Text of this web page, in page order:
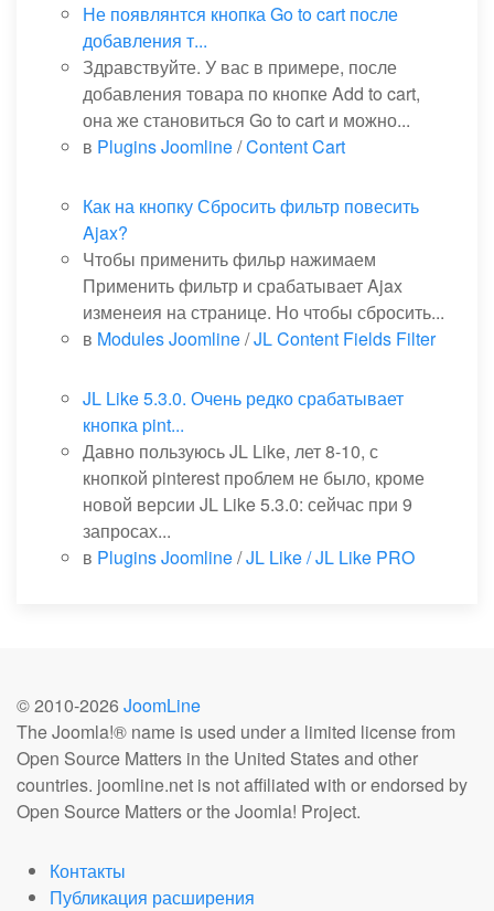
Не появлянтся кнопка Go to cart после
добавления т...
Здравствуйте. У вас в примере, после
добавления товара по кнопке Add to cart,
она же становиться Go to cart и можно...
в Plugins Joomline/Content Cart
Как на кнопку Сбросить фильтр повесить
Ajax?
Чтобы применить фильр нажимаем
Применить фильтр и срабатывает Ajax
изменеия на странице. Но чтобы сбросить...
в Modules Joomline/JL Content Fields Filter
JL Like 5.3.0. Очень редко срабатывает
кнопка pint...
Давно пользуюсь JL Like, лет 8-10, с
кнопкой pinterest проблем не было, кроме
новой версии JL Like 5.3.0: сейчас при 9
запросах...
в Plugins Joomline/JL Like / JL Like PRO
© 2010-2026 JoomLine
The Joomla!® name is used under a limited license from
Open Source Matters in the United States and other
countries. joomline.net is not affiliated with or endorsed by
Open Source Matters or the Joomla! Project.
Контакты
Публикация расширения